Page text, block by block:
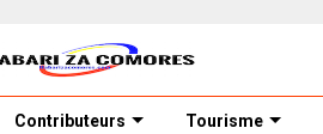
Contributeurs Tourisme